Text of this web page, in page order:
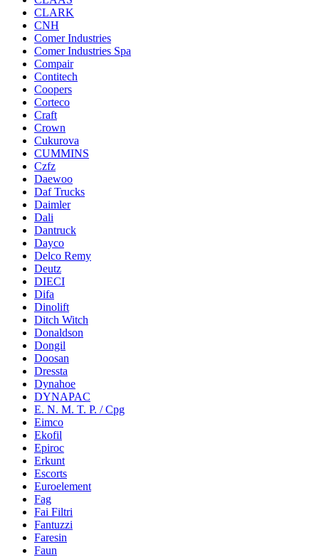
CLARK
CNH
Comer Industries
Comer Industries Spa
Compair
Contitech
Coopers
Corteco
Craft
Crown
Cukurova
CUMMINS
Czfz
Daewoo
Daf Trucks
Daimler
Dali
Dantruck
Dayco
Delco Remy
Deutz
DIECI
Difa
Dinolift
Ditch Witch
Donaldson
Dongil
Doosan
Dressta
Dynahoe
DYNAPAC
E. N. M. T. P. / Cpg
Eimco
Ekofil
Epiroc
Erkunt
Escorts
Euroelement
Fag
Fai Filtri
Fantuzzi
Faresin
Faun